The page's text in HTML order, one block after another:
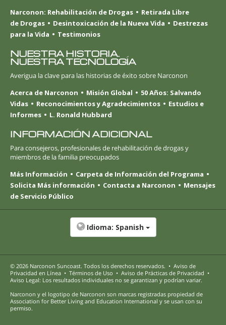
Narconon: Rehabilitación de Drogas
Retirada Libre
de Drogas
Desintoxicación de la Nueva Vida
Destrezas
para la Vida
Testimonios
NUESTRA HISTORIA.
NUESTRA TECNOLOGÍA
Averigua la clave para las historias de éxito sobre Narconon
Acerca de Narconon
Misión Global
50 Años: Salvando
Vidas
Reconocimientos y Agradecimientos
Estudios e
Informes
L. Ronald Hubbard
INFORMACIÓN ADICIONAL
Para consejeros, profesionales de rehabilitación de drogas y
miembros de la familia preocupados
Más Información
Carpeta de Información del Programa
Solicita Más información
Contacta a Narconon
Mensajes
de Servicio Público
Idioma: Spanish
© 2026 Narconon Suncoast. Todos los derechos reservados. • Aviso de
Privacidad en Línea • Términos de Uso • Aviso de Prácticas de Privacidad •
Aviso Legal: Los resultados individuales no se garantizan y podrían variar.
Narconon y el logotipo de Narconon son marcas registradas propiedad de
Association for Better Living and Education International y se usan con su
permiso.